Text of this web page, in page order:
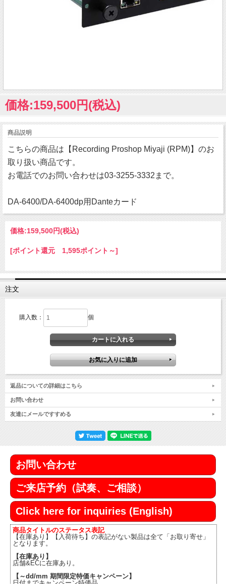
価格:159,500円(税込)
商品説明
こちらの商品は【Recording Proshop Miyaji (RPM)】のお
取り扱い商品です。
お電話でのお問い合わせは03-3255-3332まで。
DA-6400/DA-6400dp用Danteカード
価格:159,500円(税込)
[ポイント還元 1,595ポイント～]
注文
購入数： 個
返品についての詳細はこちら
お問い合わせ
友達にメールですすめる
お問い合わせ
ご来店予約（試奏、ご相談）
Click here for inquiries (English)
商品タイトルのステータス表記
【在庫あり】【入荷待ち】の表記がない製品は全て「お取り寄せ」
となります。
【在庫あり】
店舗&ECに在庫あり。
【～dd/mm 期間限定特価キャンペーン】